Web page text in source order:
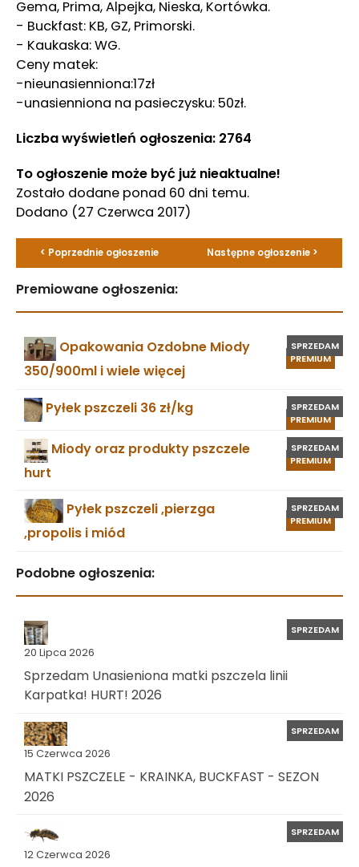
Gema, Prima, Alpejka, Nieska, Kortówka.
- Buckfast: KB, GZ, Primorski.
- Kaukaska: WG.
Ceny matek:
-nieunasienniona:17zł
-unasienniona na pasieczysku: 50zł.
Liczba wyświetleń ogłoszenia: 2764
To ogłoszenie może być już nieaktualne!
Zostało dodane ponad 60 dni temu.
Dodano (27 Czerwca 2017)
< Poprzednie ogłoszenie Następne ogłoszenie >
Premiowane ogłoszenia:
PREMIUM
SPRZEDAM
Opakowania Ozdobne Miody
350/900ml i wiele więcej
PREMIUM
SPRZEDAM
Pyłek pszczeli 36 zł/kg
PREMIUM
SPRZEDAM
Miody oraz produkty pszczele
hurt
PREMIUM
SPRZEDAM
Pyłek pszczeli ,pierzga
,propolis i miód
Podobne ogłoszenia:
20 Lipca 2026
SPRZEDAM
Sprzedam Unasieniona matki pszczela linii
Karpatka! HURT! 2026
15 Czerwca 2026
SPRZEDAM
MATKI PSZCZELE - KRAINKA, BUCKFAST - SEZON
2026
12 Czerwca 2026
SPRZEDAM